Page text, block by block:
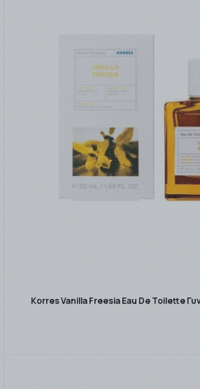
Korres Vanilla Freesia Eau De Toilette